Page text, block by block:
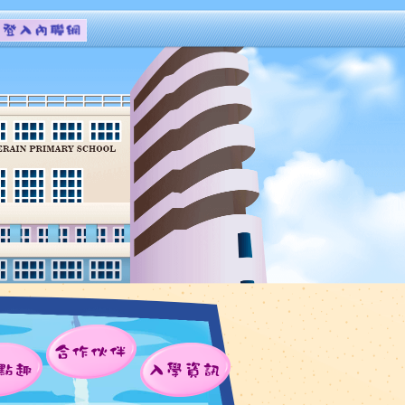
趣
合作伙伴
入學資訊